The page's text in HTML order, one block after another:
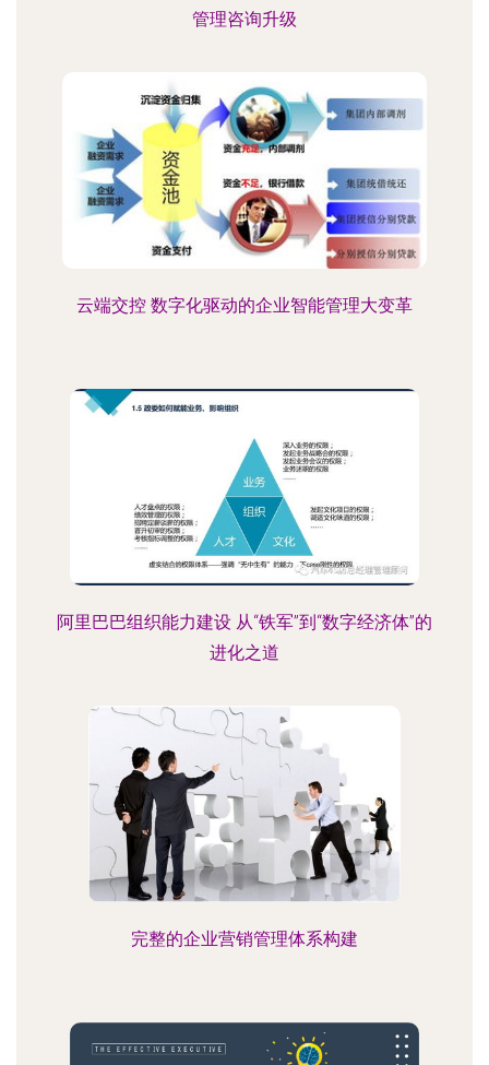
管理咨询升级
云端交控 数字化驱动的企业智能管理大变革
阿里巴巴组织能力建设 从“铁军”到“数字经济体”的
进化之道
完整的企业营销管理体系构建